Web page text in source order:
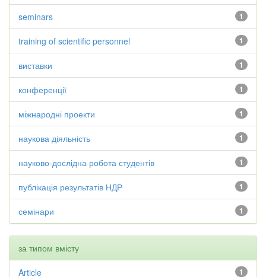
1
seminars
1
training of scientific personnel
1
виставки
1
конференції
1
міжнародні проекти
1
наукова діяльність
1
науково-дослідна робота студентів
1
публікація результатів НДР
1
семінари
за типом вмісту
1
Article